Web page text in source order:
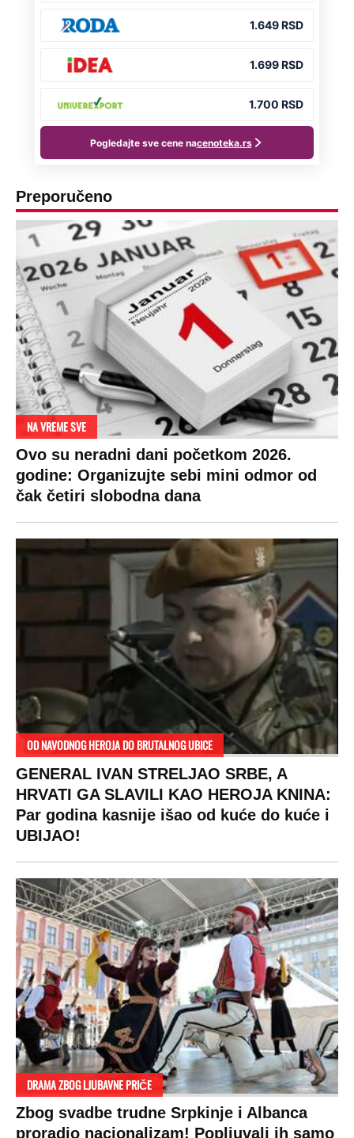
Preporučeno
NA VREME SVE
Ovo su neradni dani početkom 2026.
godine: Organizujte sebi mini odmor od
čak četiri slobodna dana
OD NAVODNOG HEROJA DO BRUTALNOG UBICE
GENERAL IVAN STRELJAO SRBE, A
HRVATI GA SLAVILI KAO HEROJA KNINA:
Par godina kasnije išao od kuće do kuće i
UBIJAO!
DRAMA ZBOG LJUBAVNE PRIČE
Zbog svadbe trudne Srpkinje i Albanca
proradio nacionalizam! Popljuvali ih samo